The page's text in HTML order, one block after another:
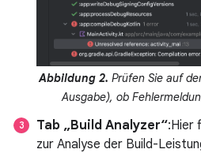
Abbildung 2. Prüfen Sie auf
Ausgabe), ob
Tab „Build Analyzer“:Hier
zur Analyse der Build-